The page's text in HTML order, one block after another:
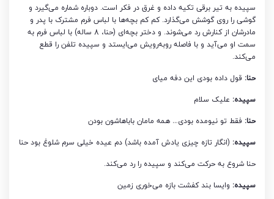
سپیده به تیر برقی تکیه داده و غرق در فکر است. دوباره شماره می‌گیرد و
گوشی را روی گوشش می‌گذارد. کم کم بچه‌ها با لباس فرم مشترک با پدر و
مادرشان از کنارش رد می‌شوند. و دختر بچه‌ای (حنا، 8 ساله) با لباس فرم به
سمت او می‌آید و با فاصله روبه‌رویش می‌ایستد و سپیده تلفن را قطع
می‌کند.
حنا: قول داده بودی این دفه میای
سپیده: علیک سلام
حنا: فقط تو نیومده بودی… همه مامان باباهاشون بودن
سپیده: (انگار تازه چیزی یادش آمده باشد) دم عیده خیلی سرم شلوغ بود حنا
حنا شروع به حرکت می‌کند و سپیده را رد می‌کند.
سپیده: وایسا بند کفشت بازه می‌خوری زمین